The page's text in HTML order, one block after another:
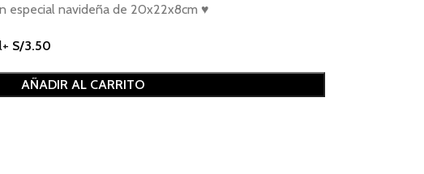
especial navideña de 20x22x8cm ♥
+ S/3.50
AÑADIR AL CARRITO